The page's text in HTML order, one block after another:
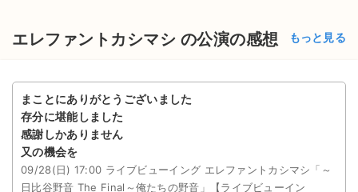
エレファントカシマシ の公演の感想 もっと見る
まことにありがとうございました
存分に堪能しました
感謝しかありません
又の機会を
09/28(日) 17:00 ライブビューイング エレファントカシマシ「～
日比谷野音 The Final～俺たちの野音」【ライブビューイン